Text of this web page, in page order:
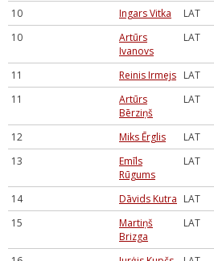
10 Ingars Vitka LAT
10
Artūrs
Ivanovs
LAT
11 Reinis Irmejs LAT
11
Artūrs
Bērziņš
LAT
12 Miks Ērglis LAT
13
Emīls
Rūgums
LAT
14 Dāvids Kutra LAT
15
Martiņš
Brizga
LAT